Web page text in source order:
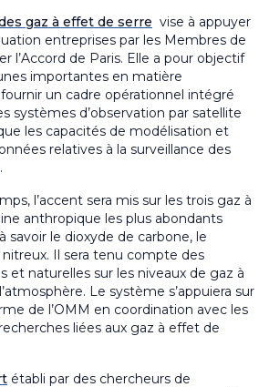
gaz à effet de serre vise à appuyer
entreprises par les Membres de
l’Accord de Paris. Elle a pour objectif
importantes en matière
un cadre opérationnel intégré
systèmes d’observation par satellite
les capacités de modélisation et
relatives à la surveillance des
l’accent sera mis sur les trois gaz à
anthropique les plus abondants
savoir le dioxyde de carbone, le
Il sera tenu compte des
et naturelles sur les niveaux de gaz à
Le système s’appuiera sur
de l’OMM en coordination avec les
liées aux gaz à effet de
établi par des chercheurs de